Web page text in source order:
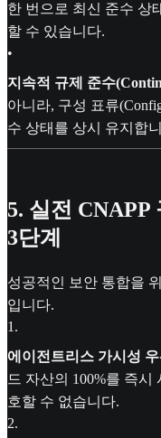
한 번으로 최신 준수 상
할 수 있습니다.
•
지속적 규제 준수
아니라, 구성 표류
수 상태를 상시 유지합
5. 실전
3단계
성공적인 보안 통합을
입니다.
1 .
에이전트리스 가시성
드 자산의 100%를 즉
호할 수 없습니다.
2.